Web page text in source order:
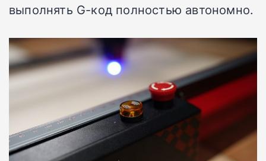
выполнять G-код полностью автономно.